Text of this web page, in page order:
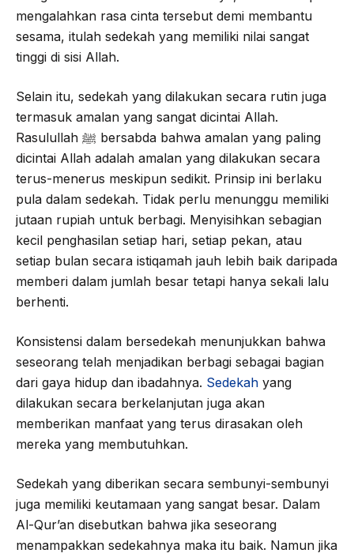
mengalahkan rasa cinta tersebut demi membantu
sesama, itulah sedekah yang memiliki nilai sangat
tinggi di sisi Allah.
Selain itu, sedekah yang dilakukan secara rutin juga
termasuk amalan yang sangat dicintai Allah.
Rasulullah ﷺ bersabda bahwa amalan yang paling
dicintai Allah adalah amalan yang dilakukan secara
terus-menerus meskipun sedikit. Prinsip ini berlaku
pula dalam sedekah. Tidak perlu menunggu memiliki
jutaan rupiah untuk berbagi. Menyisihkan sebagian
kecil penghasilan setiap hari, setiap pekan, atau
setiap bulan secara istiqamah jauh lebih baik daripada
memberi dalam jumlah besar tetapi hanya sekali lalu
berhenti.
Konsistensi dalam bersedekah menunjukkan bahwa
seseorang telah menjadikan berbagi sebagai bagian
dari gaya hidup dan ibadahnya. Sedekah yang
dilakukan secara berkelanjutan juga akan
memberikan manfaat yang terus dirasakan oleh
mereka yang membutuhkan.
Sedekah yang diberikan secara sembunyi-sembunyi
juga memiliki keutamaan yang sangat besar. Dalam
Al-Qur’an disebutkan bahwa jika seseorang
menampakkan sedekahnya maka itu baik. Namun jika